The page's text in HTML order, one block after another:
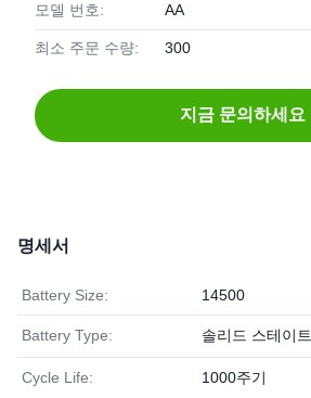
모델 번호: AA
최소 주문 수량: 300
지금 문의하세요
명세서
Battery Size: 14500
Battery Type: 솔리드 스테이트
Cycle Life: 1000주기